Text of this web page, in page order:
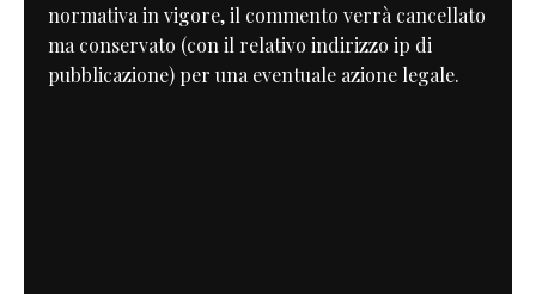
normativa in vigore, il commento verrà cancellato
ma conservato (con il relativo indirizzo ip di
pubblicazione) per una eventuale azione legale.